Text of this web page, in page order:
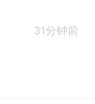
31分钟前